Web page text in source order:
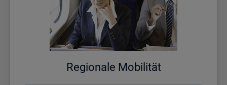
Re­gio­na­le Mo­bi­li­tät